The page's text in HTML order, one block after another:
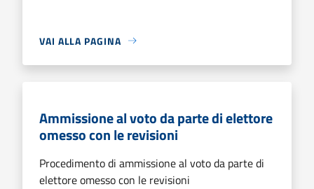
VAI ALLA PAGINA
Ammissione al voto da parte di elettore
omesso con le revisioni
Procedimento di ammissione al voto da parte di
elettore omesso con le revisioni